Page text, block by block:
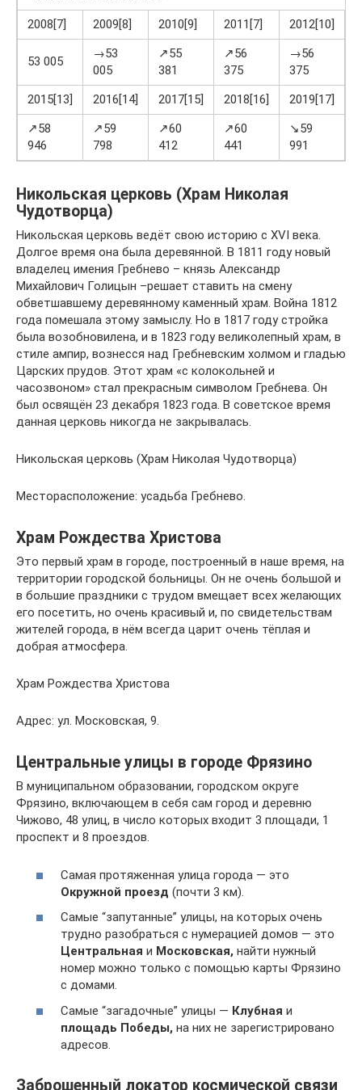
2008[7]
2009[8] 2010[9] 2011[7] 2012[10]
53 005
→53
005
↗55
381
↗56
375
→56
375
2015[13]
2016[14] 2017[15] 2018[16] 2019[17]
↗58
946
↗59
798
↗60
412
↗60
441
↘59
991
Никольская церковь (Храм Николая
Чудотворца)
Никольская церковь ведёт свою историю с XVI века.
Долгое время она была деревянной. В 1811 году новый
владелец имения Гребнево – князь Александр
Михайлович Голицын –решает ставить на смену
обветшавшему деревянному каменный храм. Война 1812
года помешала этому замыслу. Но в 1817 году стройка
была возобновилена, и в 1823 году великолепный храм, в
стиле ампир, вознесся над Гребневским холмом и гладью
Царских прудов. Этот храм «с колокольней и
часозвоном» стал прекрасным символом Гребнева. Он
был освящён 23 декабря 1823 года. В советское время
данная церковь никогда не закрывалась.
Никольская церковь (Храм Николая Чудотворца)
Месторасположение: усадьба Гребнево.
Храм Рождества Христова
Это первый храм в городе, построенный в наше время, на
территории городской больницы. Он не очень большой и
в большие праздники с трудом вмещает всех желающих
его посетить, но очень красивый и, по свидетельствам
жителей города, в нём всегда царит очень тёплая и
добрая атмосфера.
Храм Рождества Христова
Адрес: ул. Московская, 9.
Центральные улицы в городе Фрязино
В муниципальном образовании, городском округе
Фрязино, включающем в себя сам город и деревню
Чижово, 48 улиц, в число которых входит 3 площади, 1
проспект и 8 проездов.
Самая протяженная улица города — это
Окружной проезд (почти 3 км).
Самые “запутанные” улицы, на которых очень
трудно разобраться с нумерацией домов — это
Центральная и Московская, найти нужный
номер можно только с помощью карты Фрязино
с домами.
Самые “загадочные” улицы — Клубная и
площадь Победы, на них не зарегистрировано
адресов.
Заброшенный локатор космической связи